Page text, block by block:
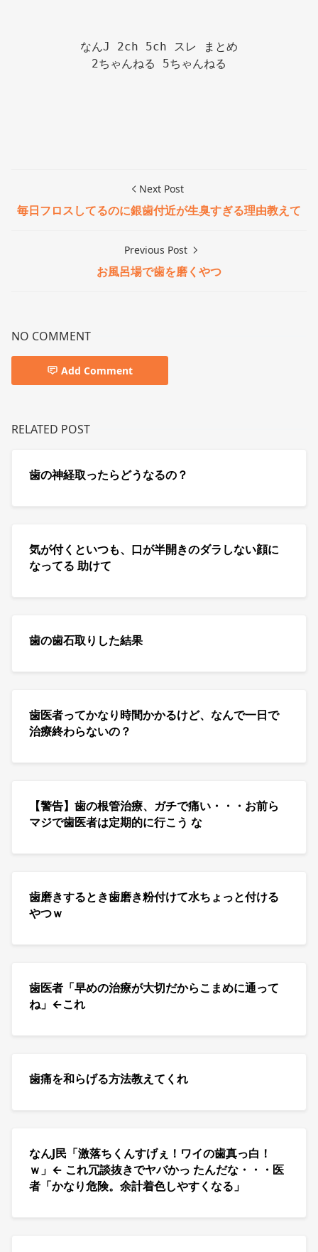
なんJ 2ch 5ch スレ まとめ
2ちゃんねる 5ちゃんねる
Next Post
毎日フロスしてるのに銀歯付近が生臭すぎる理由教えて
Previous Post
お風呂場で歯を磨くやつ
NO COMMENT
Add Comment
RELATED POST
歯の神経取ったらどうなるの？
気が付くといつも、口が半開きのダラしない顔に
なってる 助けて
歯の歯石取りした結果
歯医者ってかなり時間かかるけど、なんで一日で
治療終わらないの？
【警告】歯の根管治療、ガチで痛い・・・お前ら
マジで歯医者は定期的に行こう な
歯磨きするとき歯磨き粉付けて水ちょっと付ける
やつｗ
歯医者「早めの治療が大切だからこまめに通って
ね」←これ
歯痛を和らげる方法教えてくれ
なんJ民「激落ちくんすげぇ！ワイの歯真っ白！
ｗ」← これ冗談抜きでヤバかっ たんだな・・・医
者「かなり危険。余計着色しやすくなる」